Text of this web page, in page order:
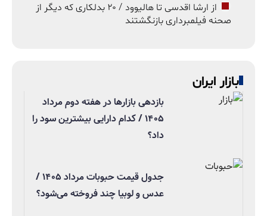
از ارشا اقدسی تا هالیوود / ۲۰ بدلکاری که دیگر از
صحنه فیلمبرداری بازنگشتند
بازار ایران
بازدهی بازارها در هفته دوم مرداد
۱۴۰۵ / کدام دارایی بیشترین سود را
داد؟
جدول قیمت حبوبات مرداد ۱۴۰۵ /
عدس و لوبیا چند فروخته می‌شود؟